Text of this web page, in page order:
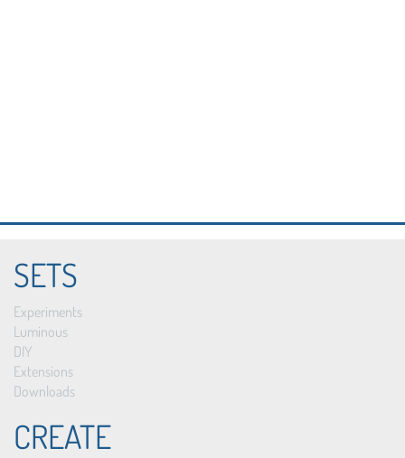
SETS
Experiments
Luminous
DIY
Extensions
Downloads
CREATE